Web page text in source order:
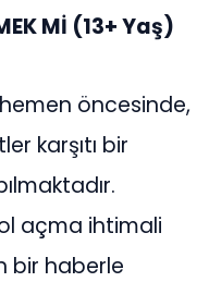
Mİ (13+ Yaş)
hemen öncesinde,
karşıtı bir
açma ihtimali
bir haberle